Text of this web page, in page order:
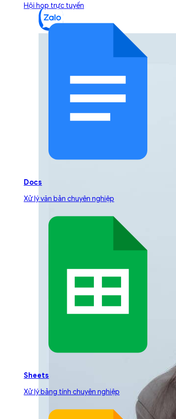
Hội họp trực tuyến
Docs
Xử lý văn bản chuyên nghiệp
Sheets
Xử lý bảng tính chuyên nghiệp